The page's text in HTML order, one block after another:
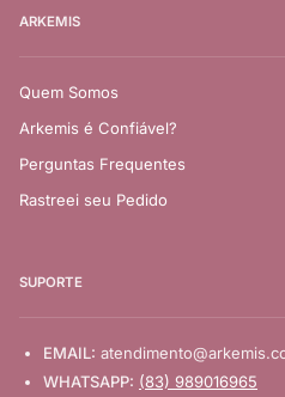
ARKEMIS
Quem Somos
Arkemis é Confiável?
Perguntas Frequentes
Rastreei seu Pedido
SUPORTE
EMAIL:
WHATSAPP: (83) 989016965